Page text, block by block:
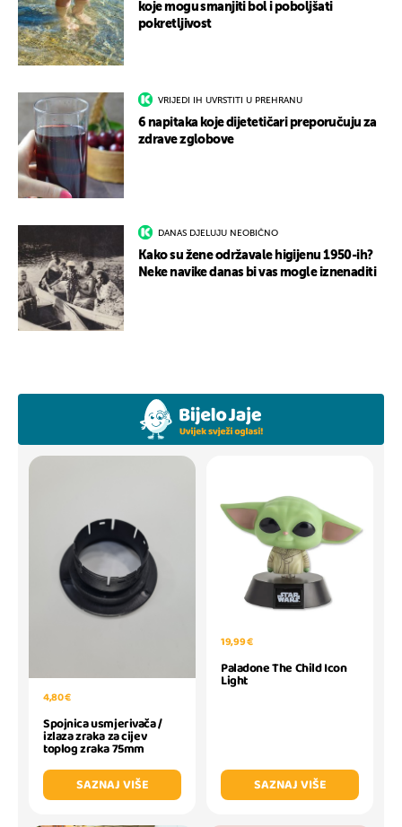
koje mogu smanjiti bol i poboljšati
pokretljivost
VRIJEDI IH UVRSTITI U PREHRANU
6 napitaka koje dijetetičari preporučuju za
zdrave zglobove
DANAS DJELUJU NEOBIČNO
Kako su žene održavale higijenu 1950-ih?
Neke navike danas bi vas mogle iznenaditi
4,80 €
Spojnica usmjerivača /
izlaza zraka za cijev
toplog zraka 75mm
SAZNAJ VIŠE
19,99 €
Paladone The Child Icon
Light
SAZNAJ VIŠE